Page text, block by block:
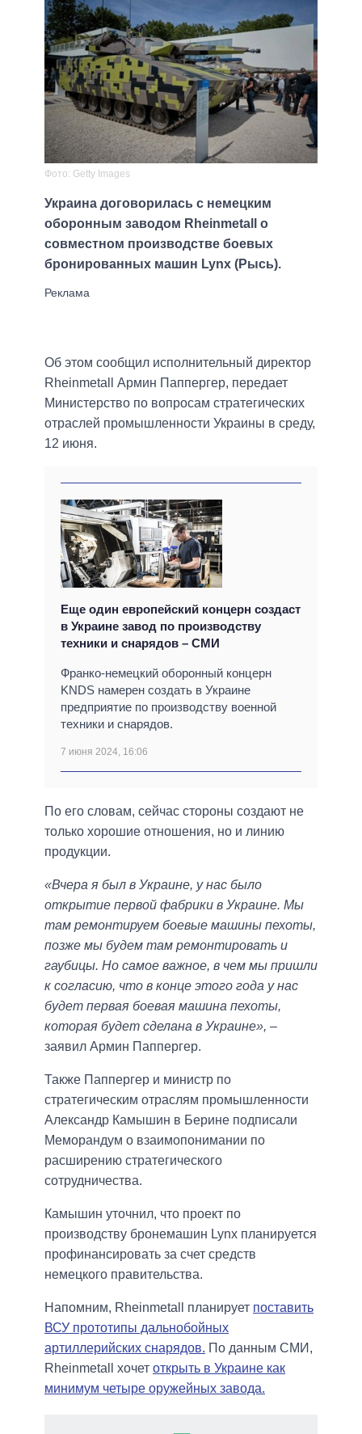
Фото: Getty Images
Украина договорилась с немецким
оборонным заводом Rheinmetall о
совместном производстве боевых
бронированных машин Lynx (Рысь).
Об этом сообщил исполнительный директор
Rheinmetall Армин Паппергер, передает
Министерство по вопросам стратегических
отраслей промышленности Украины в среду,
12 июня.
Еще один европейский концерн создаст
в Украине завод по производству
техники и снарядов – СМИ
Франко-немецкий оборонный концерн
KNDS намерен создать в Украине
предприятие по производству военной
техники и снарядов.
7 июня 2024, 16:06
По его словам, сейчас стороны создают не
только хорошие отношения, но и линию
продукции.
«Вчера я был в Украине, у нас было
открытие первой фабрики в Украине. Мы
там ремонтируем боевые машины пехоты,
позже мы будем там ремонтировать и
гаубицы. Но самое важное, в чем мы пришли
к согласию, что в конце этого года у нас
будет первая боевая машина пехоты,
которая будет сделана в Украине», –
заявил Армин Паппергер.
Также Паппергер и министр по
стратегическим отраслям промышленности
Александр Камышин в Берине подписали
Меморандум о взаимопонимании по
расширению стратегического
сотрудничества.
Камышин уточнил, что проект по
производству бронемашин Lynx планируется
профинансировать за счет средств
немецкого правительства.
Напомним, Rheinmetall планирует поставить
ВСУ прототипы дальнобойных
артиллерийских снарядов. По данным СМИ,
Rheinmetall хочет открыть в Украине как
минимум четыре оружейных завода.